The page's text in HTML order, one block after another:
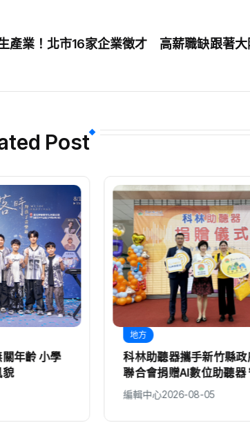
產業！北市16家企業徵才 高薪職缺跟著
Post
政府、聲暉
器 守護弱勢
善城市
生活
全聯暖心連7年送暖弱
353萬元物資
編輯中心2026-08-05